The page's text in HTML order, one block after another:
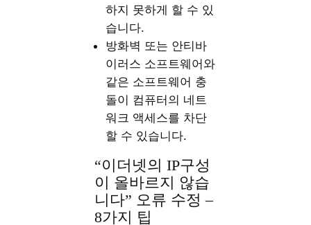
하지 못하게 할 수 있
습니다.
방화벽 또는 안티바
이러스 소프트웨어와
같은 소프트웨어 충
돌이 컴퓨터의 네트
워크 액세스를 차단
할 수 있습니다.
“이더넷의 IP구성
이 올바르지 않습
니다” 오류 수정 –
8가지 팁